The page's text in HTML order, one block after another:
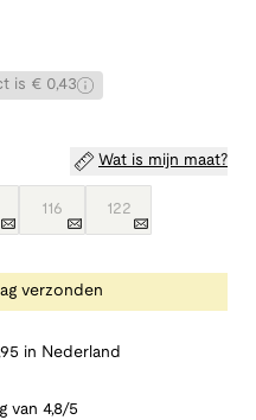
is € 0,43
Wat is mijn maat?
116 122
verzonden
in Nederland
van 4,8/5